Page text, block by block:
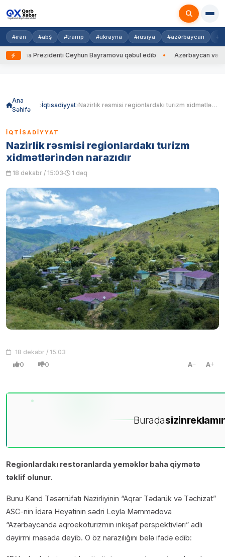
#iran #abş #tramp #ukrayna #rusiya #azərbaycan
Prezidenti Ceyhun Bayramovu qəbul edib Azərbaycan və
Ana
Səhifə
İqtisadiyyat Nazirlik rəsmisi regionlardakı turizm xidmətlərindən narazıdır
İQTISADIYYAT
Nazirlik rəsmisi regionlardakı turizm
xidmətlərindən narazıdır
18 dekabr / 15:03 1 dəq
18 dekabr / 15:03
0 0 A A
Buradasizin
Regionlardakı restoranlarda yeməklər baha qiymətə
təklif olunur.
Bunu Kənd Təsərrüfatı Nazirliyinin “Aqrar Tədarük və Təchizat”
ASC-nin İdarə Heyətinin sədri Leyla Məmmədova
“Azərbaycanda aqroekoturizmin inkişaf perspektivləri” adlı
dəyirmi masada deyib. O öz narazılığını belə ifadə edib: